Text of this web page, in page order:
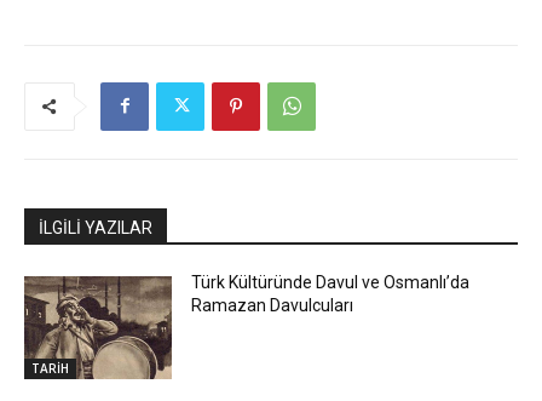
İLGİLİ YAZILAR
TARİH
Türk Kültüründe Davul ve Osmanlı’da
Ramazan Davulcuları